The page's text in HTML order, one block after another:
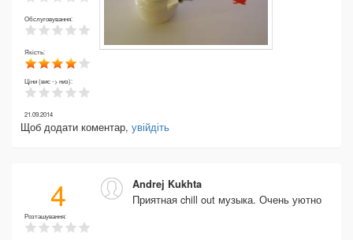
Обслуговування:
Якість:
Ціни (вис -> низ):
21.09.2014
Щоб додати коментар, увійдіть
4
Розташування:
Andrej Kukhta
Приятная chill out музыка. Очень уютно